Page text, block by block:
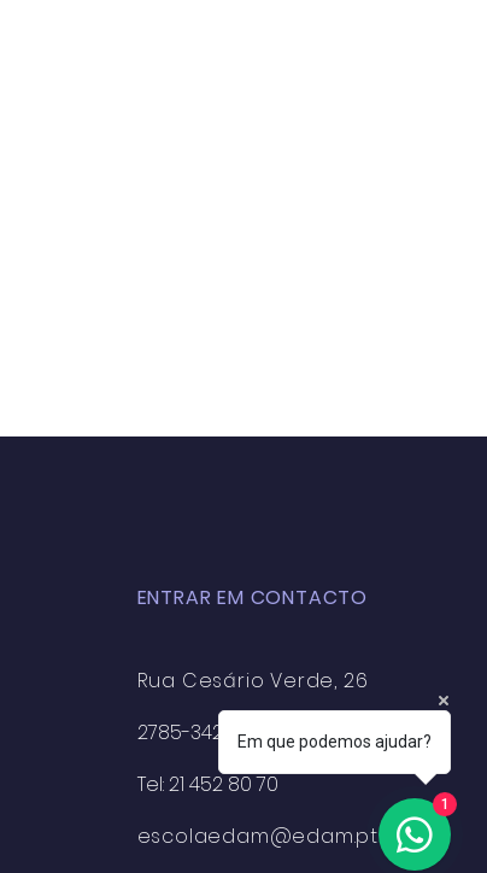
ENTRAR EM CONTACTO
Rua Cesário Verde, 26
2785-342 S. Domingo de Rana
Tel: 21 452 80 70
escolaedam@edam.pt
Em que podemos ajudar?
1